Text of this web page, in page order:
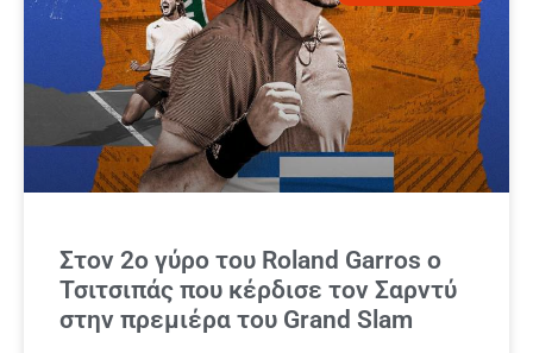
Στον 2ο γύρο του Roland Garros ο
Τσιτσιπάς που κέρδισε τον Σαρντύ
στην πρεμιέρα του Grand Slam